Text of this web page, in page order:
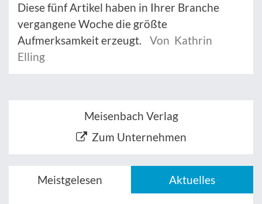
Diese fünf Artikel haben in Ihrer Branche
vergangene Woche die größte
Aufmerksamkeit erzeugt.
Von Kathrin
Elling
Meisenbach Verlag
Zum Unternehmen
Meistgelesen Aktuelles